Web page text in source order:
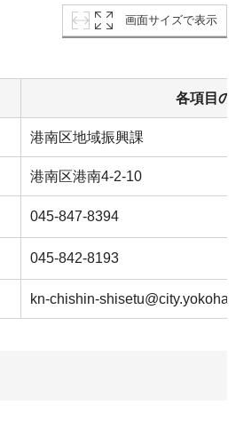
画面サイズで表示
各項目の
港南区地域振興課
港南区港南4-2-10
045-847-8394
045-842-8193
kn-chishin-